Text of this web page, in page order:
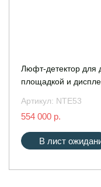
Люфт-детектор для
площадкой и
Артикул: NTE53
554 000 р.
В лист